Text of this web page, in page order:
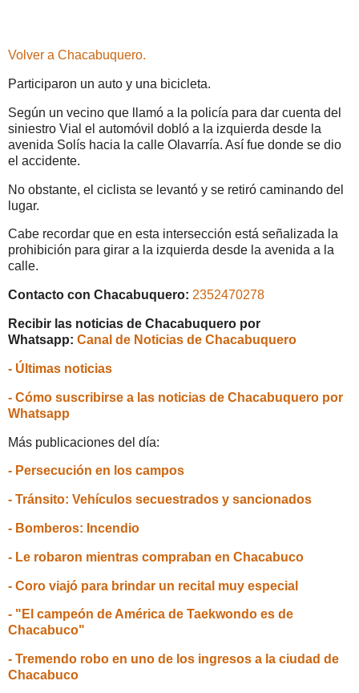
Volver a Chacabuquero.
Participaron un auto y una bicicleta.
Según un vecino que llamó a la policía para dar cuenta del
siniestro Vial el automóvil dobló a la izquierda desde la
avenida Solís hacia la calle Olavarría. Así fue donde se dio
el accidente.
No obstante, el ciclista se levantó y se retiró caminando del
lugar.
Cabe recordar que en esta intersección está señalizada la
prohibición para girar a la izquierda desde la avenida a la
calle.
Contacto con Chacabuquero: 2352470278
Recibir las noticias de Chacabuquero por
Whatsapp: Canal de Noticias de Chacabuquero
- Últimas noticias
- Cómo suscribirse a las noticias de Chacabuquero por
Whatsapp
Más publicaciones del día:
- Persecución en los campos
- Tránsito: Vehículos secuestrados y sancionados
- Bomberos: Incendio
- Le robaron mientras compraban en Chacabuco
- Coro viajó para brindar un recital muy especial
- "El campeón de América de Taekwondo es de
Chacabuco"
- Tremendo robo en uno de los ingresos a la ciudad de
Chacabuco